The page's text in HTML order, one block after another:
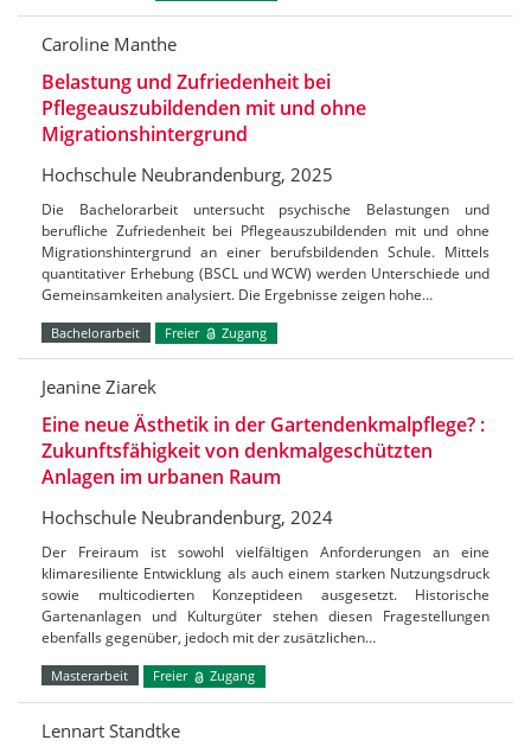
Caroline Manthe
Belastung und Zufriedenheit bei
Pflegeauszubildenden mit und ohne
Migrationshintergrund
Hochschule Neubrandenburg, 2025
Die Bachelorarbeit untersucht psychische Belastungen und
berufliche Zufriedenheit bei Pflegeauszubildenden mit und ohne
Migrationshintergrund an einer berufsbildenden Schule. Mittels
quantitativer Erhebung (BSCL und WCW) werden Unterschiede und
Gemeinsamkeiten analysiert. Die Ergebnisse zeigen hohe…
Bachelorarbeit Freier Zugang
Jeanine Ziarek
Eine neue Ästhetik in der Gartendenkmalpflege? :
Zukunftsfähigkeit von denkmalgeschützten
Anlagen im urbanen Raum
Hochschule Neubrandenburg, 2024
Der Freiraum ist sowohl vielfältigen Anforderungen an eine
klimaresiliente Entwicklung als auch einem starken Nutzungsdruck
sowie multicodierten Konzeptideen ausgesetzt. Historische
Gartenanlagen und Kulturgüter stehen diesen Fragestellungen
ebenfalls gegenüber, jedoch mit der zusätzlichen…
Masterarbeit Freier Zugang
Lennart Standtke